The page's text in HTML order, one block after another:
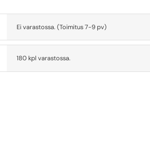
Ei varastossa. (Toimitus 7-9 pv)
180 kpl varastossa.